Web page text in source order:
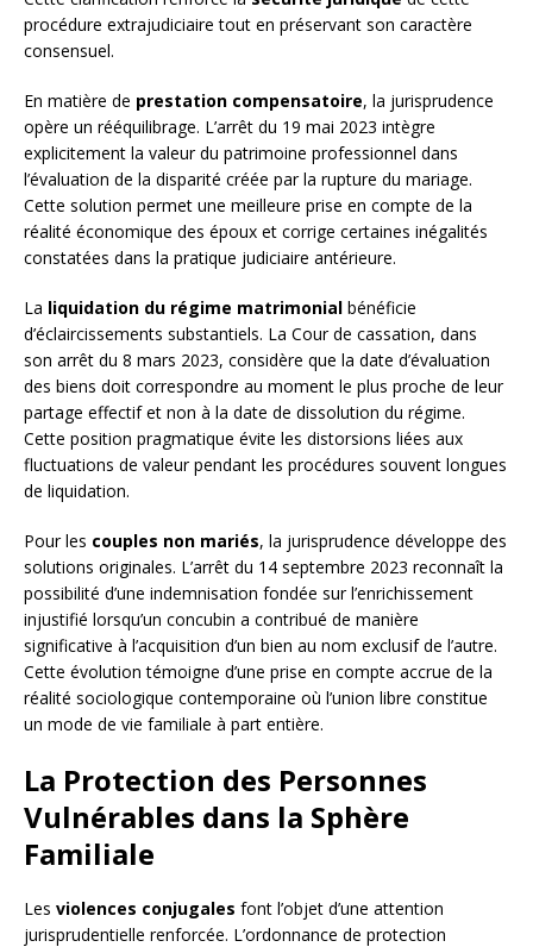
procédure extrajudiciaire tout en préservant son caractère
consensuel.
En matière de prestation compensatoire, la jurisprudence
opère un rééquilibrage. L’arrêt du 19 mai 2023 intègre
explicitement la valeur du patrimoine professionnel dans
l’évaluation de la disparité créée par la rupture du mariage.
Cette solution permet une meilleure prise en compte de la
réalité économique des époux et corrige certaines inégalités
constatées dans la pratique judiciaire antérieure.
La liquidation du régime matrimonial bénéficie
d’éclaircissements substantiels. La Cour de cassation, dans
son arrêt du 8 mars 2023, considère que la date d’évaluation
des biens doit correspondre au moment le plus proche de leur
partage effectif et non à la date de dissolution du régime.
Cette position pragmatique évite les distorsions liées aux
fluctuations de valeur pendant les procédures souvent longues
de liquidation.
Pour les couples non mariés, la jurisprudence développe des
solutions originales. L’arrêt du 14 septembre 2023 reconnaît la
possibilité d’une indemnisation fondée sur l’enrichissement
injustifié lorsqu’un concubin a contribué de manière
significative à l’acquisition d’un bien au nom exclusif de l’autre.
Cette évolution témoigne d’une prise en compte accrue de la
réalité sociologique contemporaine où l’union libre constitue
un mode de vie familiale à part entière.
La Protection des Personnes
Vulnérables dans la Sphère
Familiale
Les violences conjugales font l’objet d’une attention
jurisprudentielle renforcée. L’ordonnance de protection